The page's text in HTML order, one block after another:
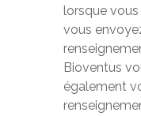
lorsque
vous
Bioventus
également